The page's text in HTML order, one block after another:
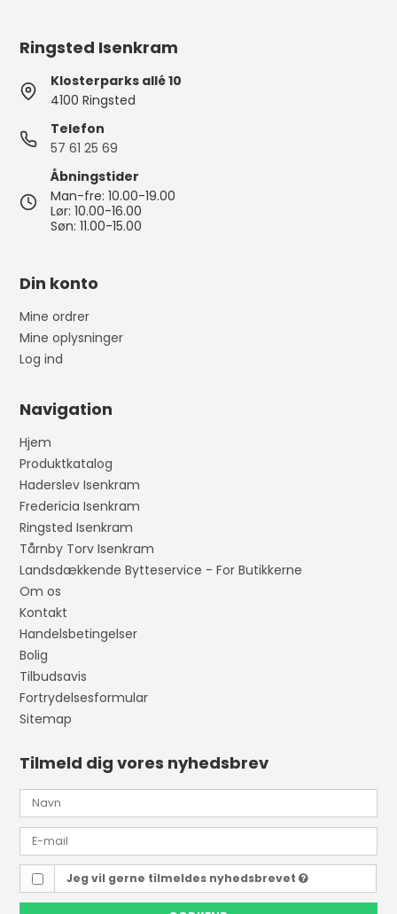
Ringsted Isenkram
Klosterparks allé 10
4100 Ringsted
Telefon
57 61 25 69
Åbningstider
Man-fre: 10.00-19.00
Lør: 10.00-16.00
Søn: 11.00-15.00
Din konto
Mine ordrer
Mine oplysninger
Log ind
Navigation
Hjem
Produktkatalog
Haderslev Isenkram
Fredericia Isenkram
Ringsted Isenkram
Tårnby Torv Isenkram
Landsdækkende Bytteservice - For Butikkerne
Om os
Kontakt
Handelsbetingelser
Bolig
Tilbudsavis
Fortrydelsesformular
Sitemap
Tilmeld dig vores nyhedsbrev
Jeg vil gerne tilmeldes nyhedsbrevet